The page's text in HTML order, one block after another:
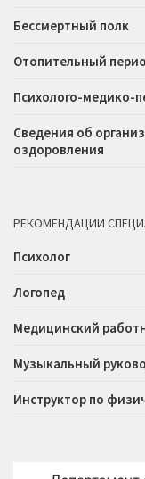
Бессмертный полк
Отопительный
Психолого-медико-
Сведения об
оздоровления
РЕКОМЕНДАЦИИ
Психолог
Логопед
Медицинский
Музыкальный
Инструктор по